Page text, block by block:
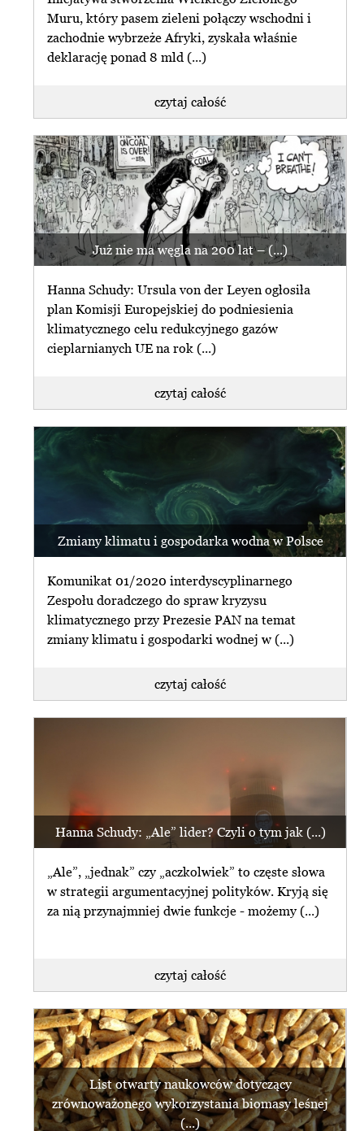
Muru, który pasem zieleni połączy wschodni i
zachodnie wybrzeże Afryki, zyskała właśnie
deklarację ponad 8 mld (...)
czytaj całość
Już nie ma węgla na 200 lat – (...)
Hanna Schudy: Ursula von der Leyen ogłosiła
plan Komisji Europejskiej do podniesienia
klimatycznego celu redukcyjnego gazów
cieplarnianych UE na rok (...)
czytaj całość
Zmiany klimatu i gospodarka wodna w Polsce
Komunikat 01/2020 interdyscyplinarnego
Zespołu doradczego do spraw kryzysu
klimatycznego przy Prezesie PAN na temat
zmiany klimatu i gospodarki wodnej w (...)
czytaj całość
Hanna Schudy: „Ale” lider? Czyli o tym jak (...)
„Ale”, „jednak” czy „aczkolwiek” to częste słowa
w strategii argumentacyjnej polityków. Kryją się
za nią przynajmniej dwie funkcje - możemy (...)
czytaj całość
List otwarty naukowców dotyczący
zrównoważonego wykorzystania biomasy leśnej
(...)